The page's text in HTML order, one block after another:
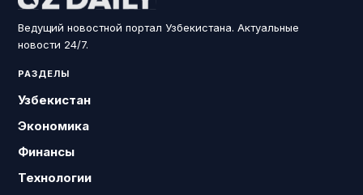
Ведущий новостной портал Узбекистана. Актуальные
новости 24/7.
РАЗДЕЛЫ
Узбекистан
Экономика
Финансы
Технологии